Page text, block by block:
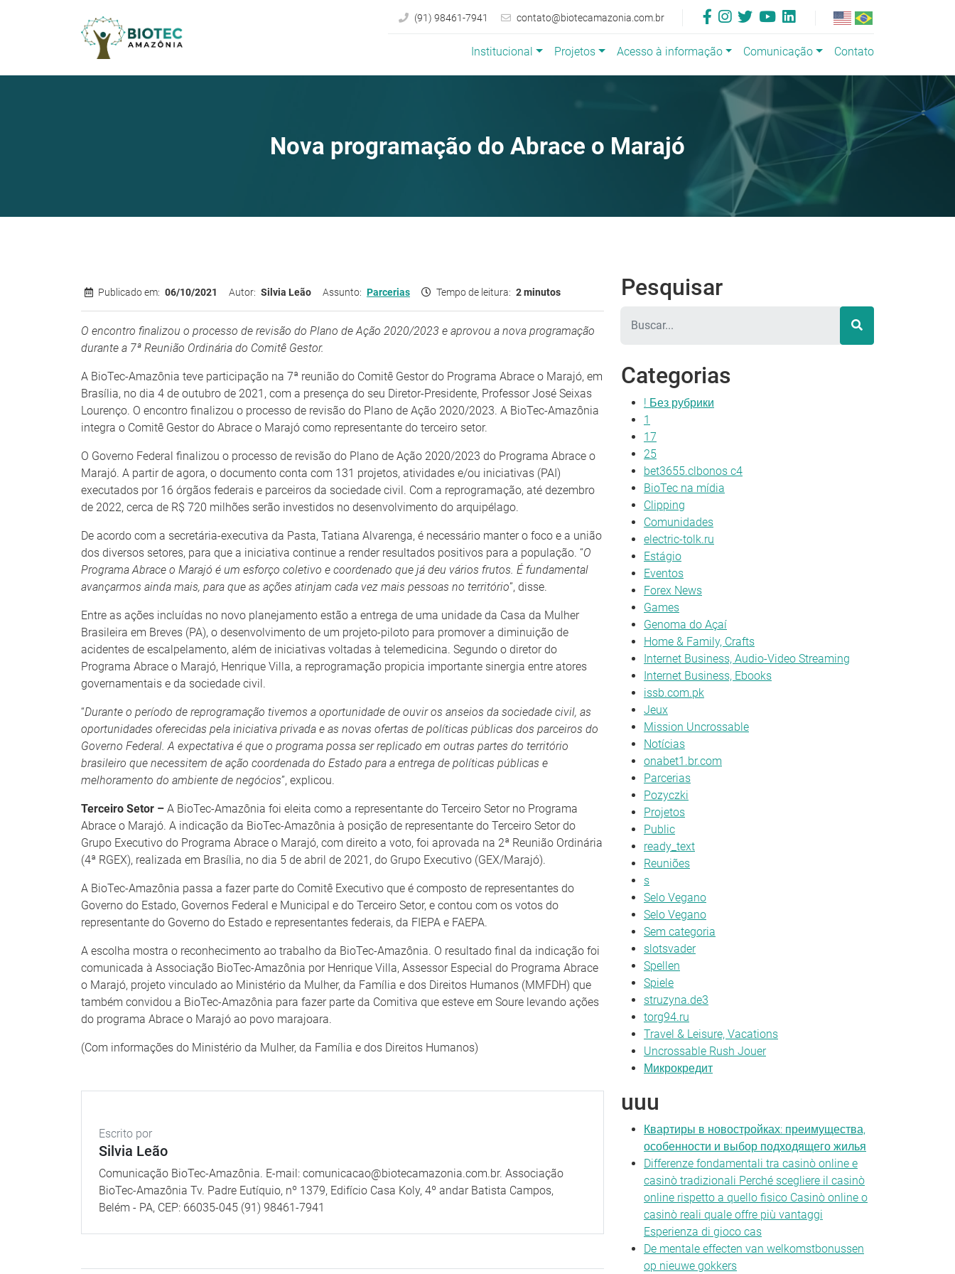
(91) 98461-7941 contato@biotecamazonia.com.br
Institucional Projetos Acesso à informação Comunicação Contato
Nova programação do Abrace o Marajó
Publicado em: 06/10/2021 Autor: Silvia Leão Assunto: Parcerias Tempo de leitura: 2 minutos
O encontro finalizou o processo de revisão do Plano de Ação 2020/2023 e aprovou a nova programação
durante a 7ª Reunião Ordinária do Comitê Gestor.
A BioTec-Amazônia teve participação na 7ª reunião do Comitê Gestor do Programa Abrace o Marajó, em
Brasília, no dia 4 de outubro de 2021, com a presença do seu Diretor-Presidente, Professor José Seixas
Lourenço. O encontro finalizou o processo de revisão do Plano de Ação 2020/2023. A BioTec-Amazônia
integra o Comitê Gestor do Abrace o Marajó como representante do terceiro setor.
O Governo Federal finalizou o processo de revisão do Plano de Ação 2020/2023 do Programa Abrace o
Marajó. A partir de agora, o documento conta com 131 projetos, atividades e/ou iniciativas (PAI)
executados por 16 órgãos federais e parceiros da sociedade civil. Com a reprogramação, até dezembro
de 2022, cerca de R$ 720 milhões serão investidos no desenvolvimento do arquipélago.
De acordo com a secretária-executiva da Pasta, Tatiana Alvarenga, é necessário manter o foco e a união
dos diversos setores, para que a iniciativa continue a render resultados positivos para a população. “O
Programa Abrace o Marajó é um esforço coletivo e coordenado que já deu vários frutos. É fundamental
avançarmos ainda mais, para que as ações atinjam cada vez mais pessoas no território”, disse.
Entre as ações incluídas no novo planejamento estão a entrega de uma unidade da Casa da Mulher
Brasileira em Breves (PA), o desenvolvimento de um projeto-piloto para promover a diminuição de
acidentes de escalpelamento, além de iniciativas voltadas à telemedicina. Segundo o diretor do
Programa Abrace o Marajó, Henrique Villa, a reprogramação propicia importante sinergia entre atores
governamentais e da sociedade civil.
“Durante o período de reprogramação tivemos a oportunidade de ouvir os anseios da sociedade civil, as
oportunidades oferecidas pela iniciativa privada e as novas ofertas de políticas públicas dos parceiros do
Governo Federal. A expectativa é que o programa possa ser replicado em outras partes do território
brasileiro que necessitem de ação coordenada do Estado para a entrega de políticas públicas e
melhoramento do ambiente de negócios”, explicou.
Terceiro Setor – A BioTec-Amazônia foi eleita como a representante do Terceiro Setor no Programa
Abrace o Marajó. A indicação da BioTec-Amazônia à posição de representante do Terceiro Setor do
Grupo Executivo do Programa Abrace o Marajó, com direito a voto, foi aprovada na 2ª Reunião Ordinária
(4ª RGEX), realizada em Brasília, no dia 5 de abril de 2021, do Grupo Executivo (GEX/Marajó).
A BioTec-Amazônia passa a fazer parte do Comitê Executivo que é composto de representantes do
Governo do Estado, Governos Federal e Municipal e do Terceiro Setor, e contou com os votos do
representante do Governo do Estado e representantes federais, da FIEPA e FAEPA.
A escolha mostra o reconhecimento ao trabalho da BioTec-Amazônia. O resultado final da indicação foi
comunicada à Associação BioTec-Amazônia por Henrique Villa, Assessor Especial do Programa Abrace
o Marajó, projeto vinculado ao Ministério da Mulher, da Família e dos Direitos Humanos (MMFDH) que
também convidou a BioTec-Amazônia para fazer parte da Comitiva que esteve em Soure levando ações
do programa Abrace o Marajó ao povo marajoara.
(Com informações do Ministério da Mulher, da Família e dos Direitos Humanos)
Escrito por
Silvia Leão
Comunicação BioTec-Amazônia. E-mail: comunicacao@biotecamazonia.com.br. Associação
BioTec-Amazônia Tv. Padre Eutíquio, nº 1379, Edifício Casa Koly, 4º andar Batista Campos,
Belém - PA, CEP: 66035-045 (91) 98461-7941
Pesquisar
Categorias
! Без рубрики
1
17
25
bet3655.clbonos c4
BioTec na mídia
Clipping
Comunidades
electric-tolk.ru
Estágio
Eventos
Forex News
Games
Genoma do Açaí
Home & Family, Crafts
Internet Business, Audio-Video Streaming
Internet Business, Ebooks
issb.com.pk
Jeux
Mission Uncrossable
Notícias
onabet1.br.com
Parcerias
Pozyczki
Projetos
Public
ready_text
Reuniões
s
Selo Vegano
Selo Vegano
Sem categoria
slotsvader
Spellen
Spiele
struzyna.de3
torg94.ru
Travel & Leisure, Vacations
Uncrossable Rush Jouer
Микрокредит
uuu
Квартиры в новостройках: преимущества,
особенности и выбор подходящего жилья
Differenze fondamentali tra casinò online e
casinò tradizionali Perché scegliere il casinò
online rispetto a quello fisico Casinò online o
casinò reali quale offre più vantaggi
Esperienza di gioco cas
De mentale effecten van welkomstbonussen
op nieuwe gokkers